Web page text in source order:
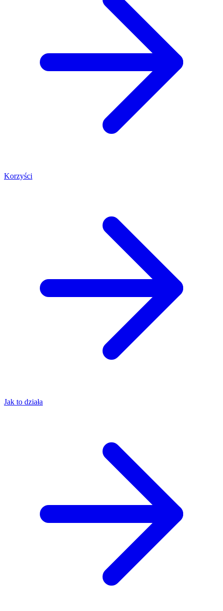
Korzyści
Jak to działa